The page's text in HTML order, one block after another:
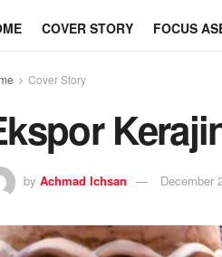
COVER STORY FOCUS
Cover Story
by Achmad Ichsan December